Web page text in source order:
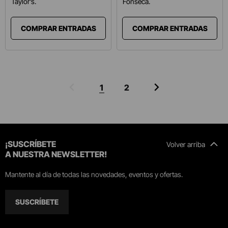
COMPRAR ENTRADAS COMPRAR ENTRADAS
1 2
Volver arriba
¡SUSCRÍBETE
A NUESTRA NEWSLETTER!
Mantente al día de todas las novedades, eventos y ofertas.
SUSCRÍBETE